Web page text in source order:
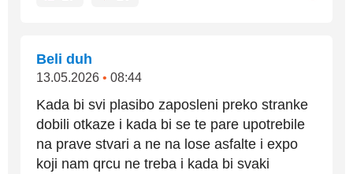
Beli duh
13.05.2026 • 08:44
Kada bi svi plasibo zaposleni preko stranke
dobili otkaze i kada bi se te pare upotrebile
na prave stvari a ne na lose asfalte i expo
koji nam qrcu ne treba i kada bi svaki